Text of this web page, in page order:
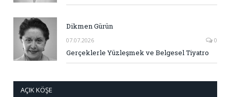
Dikmen Gürün
07.07.2026 0
Gerçeklerle Yüzleşmek ve Belgesel Tiyatro
AÇIK KÖŞE